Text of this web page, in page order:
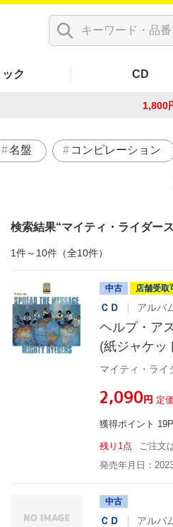
ク CD
1,800
名盤 コンピレーション
検索結果 マイティ・ライダース
1件～10件（全10件）
中古 店舗受取
ＣＤ アルバ
ヘルプ・ア
(紙ジャケッ
マイティ・ライ
¥2,090円 定
獲得ポイント 19P
残り1点
ご注文
発売年月日：
中古
ＣＤ アルバ